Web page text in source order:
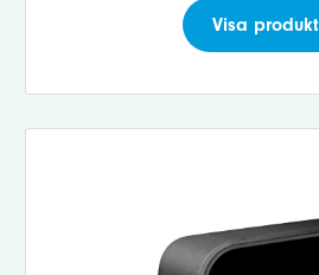
Visa produkt